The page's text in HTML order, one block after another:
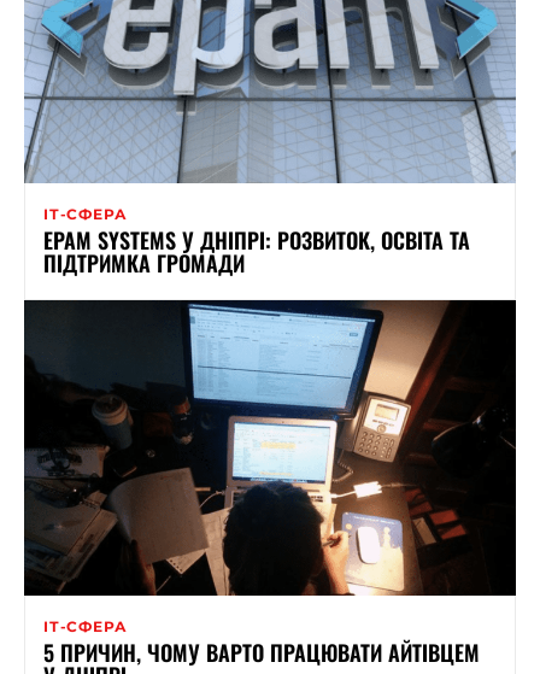
ІТ-СФЕРА
EPAM SYSTEMS У ДНІПРІ: РОЗВИТОК, ОСВІТА ТА
ПІДТРИМКА ГРОМАДИ
ІТ-СФЕРА
5 ПРИЧИН, ЧОМУ ВАРТО ПРАЦЮВАТИ АЙТІВЦЕМ